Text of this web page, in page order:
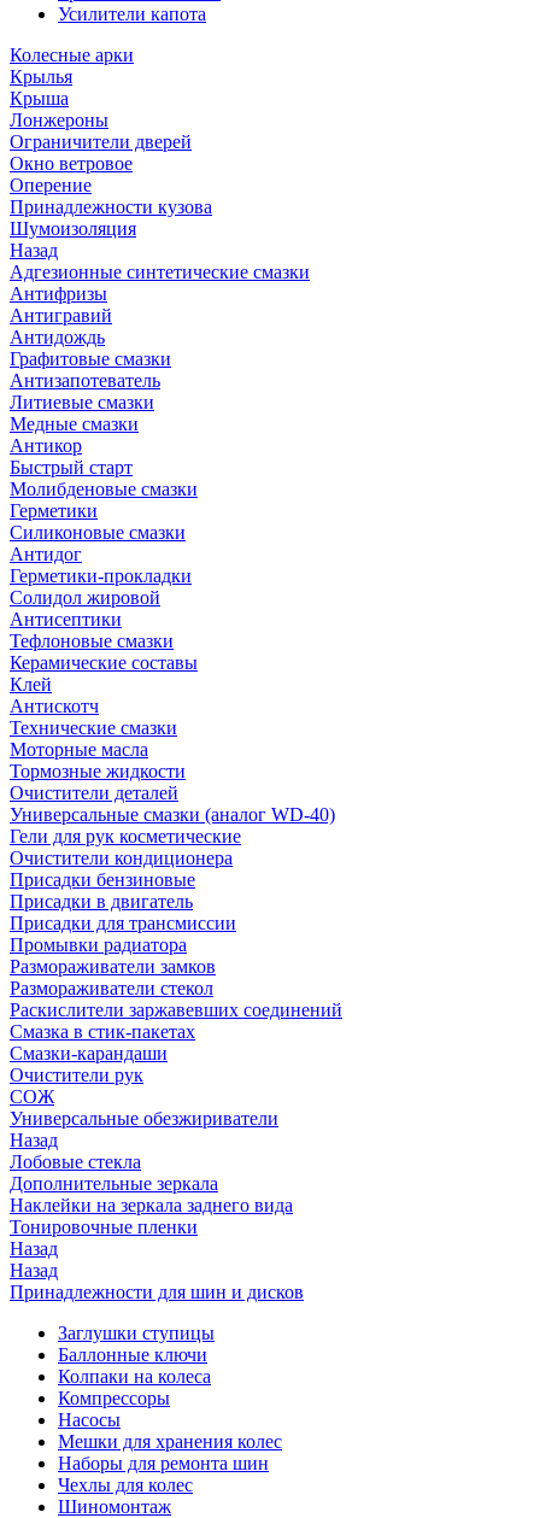
Усилители капота
Колесные арки
Крылья
Крыша
Лонжероны
Ограничители дверей
Окно ветровое
Оперение
Принадлежности кузова
Шумоизоляция
Назад
Адгезионные синтетические смазки
Антифризы
Антигравий
Антидождь
Графитовые смазки
Антизапотеватель
Литиевые смазки
Медные смазки
Антикор
Быстрый старт
Молибденовые смазки
Герметики
Силиконовые смазки
Антидог
Герметики-прокладки
Солидол жировой
Антисептики
Тефлоновые смазки
Керамические составы
Клей
Антискотч
Технические смазки
Моторные масла
Тормозные жидкости
Очистители деталей
Универсальные смазки (аналог WD-40)
Гели для рук косметические
Очистители кондиционера
Присадки бензиновые
Присадки в двигатель
Присадки для трансмиссии
Промывки радиатора
Размораживатели замков
Размораживатели стекол
Раскислители заржавевших соединений
Смазка в стик-пакетах
Смазки-карандаши
Очистители рук
СОЖ
Универсальные обезжириватели
Назад
Лобовые стекла
Дополнительные зеркала
Наклейки на зеркала заднего вида
Тонировочные пленки
Назад
Назад
Принадлежности для шин и дисков
Заглушки ступицы
Баллонные ключи
Колпаки на колеса
Компрессоры
Насосы
Мешки для хранения колес
Наборы для ремонта шин
Чехлы для колес
Шиномонтаж